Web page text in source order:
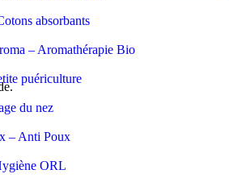
absorbants
– Aromathérapie Bio
puériculture
du nez
– Anti Poux
ORL